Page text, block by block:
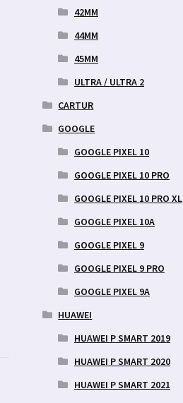
42MM
44MM
45MM
ULTRA / ULTRA 2
CARTUR
GOOGLE
GOOGLE PIXEL 10
GOOGLE PIXEL 10 PRO
GOOGLE PIXEL 10 PRO XL
GOOGLE PIXEL 10A
GOOGLE PIXEL 9
GOOGLE PIXEL 9 PRO
GOOGLE PIXEL 9A
HUAWEI
HUAWEI P SMART 2019
HUAWEI P SMART 2020
HUAWEI P SMART 2021